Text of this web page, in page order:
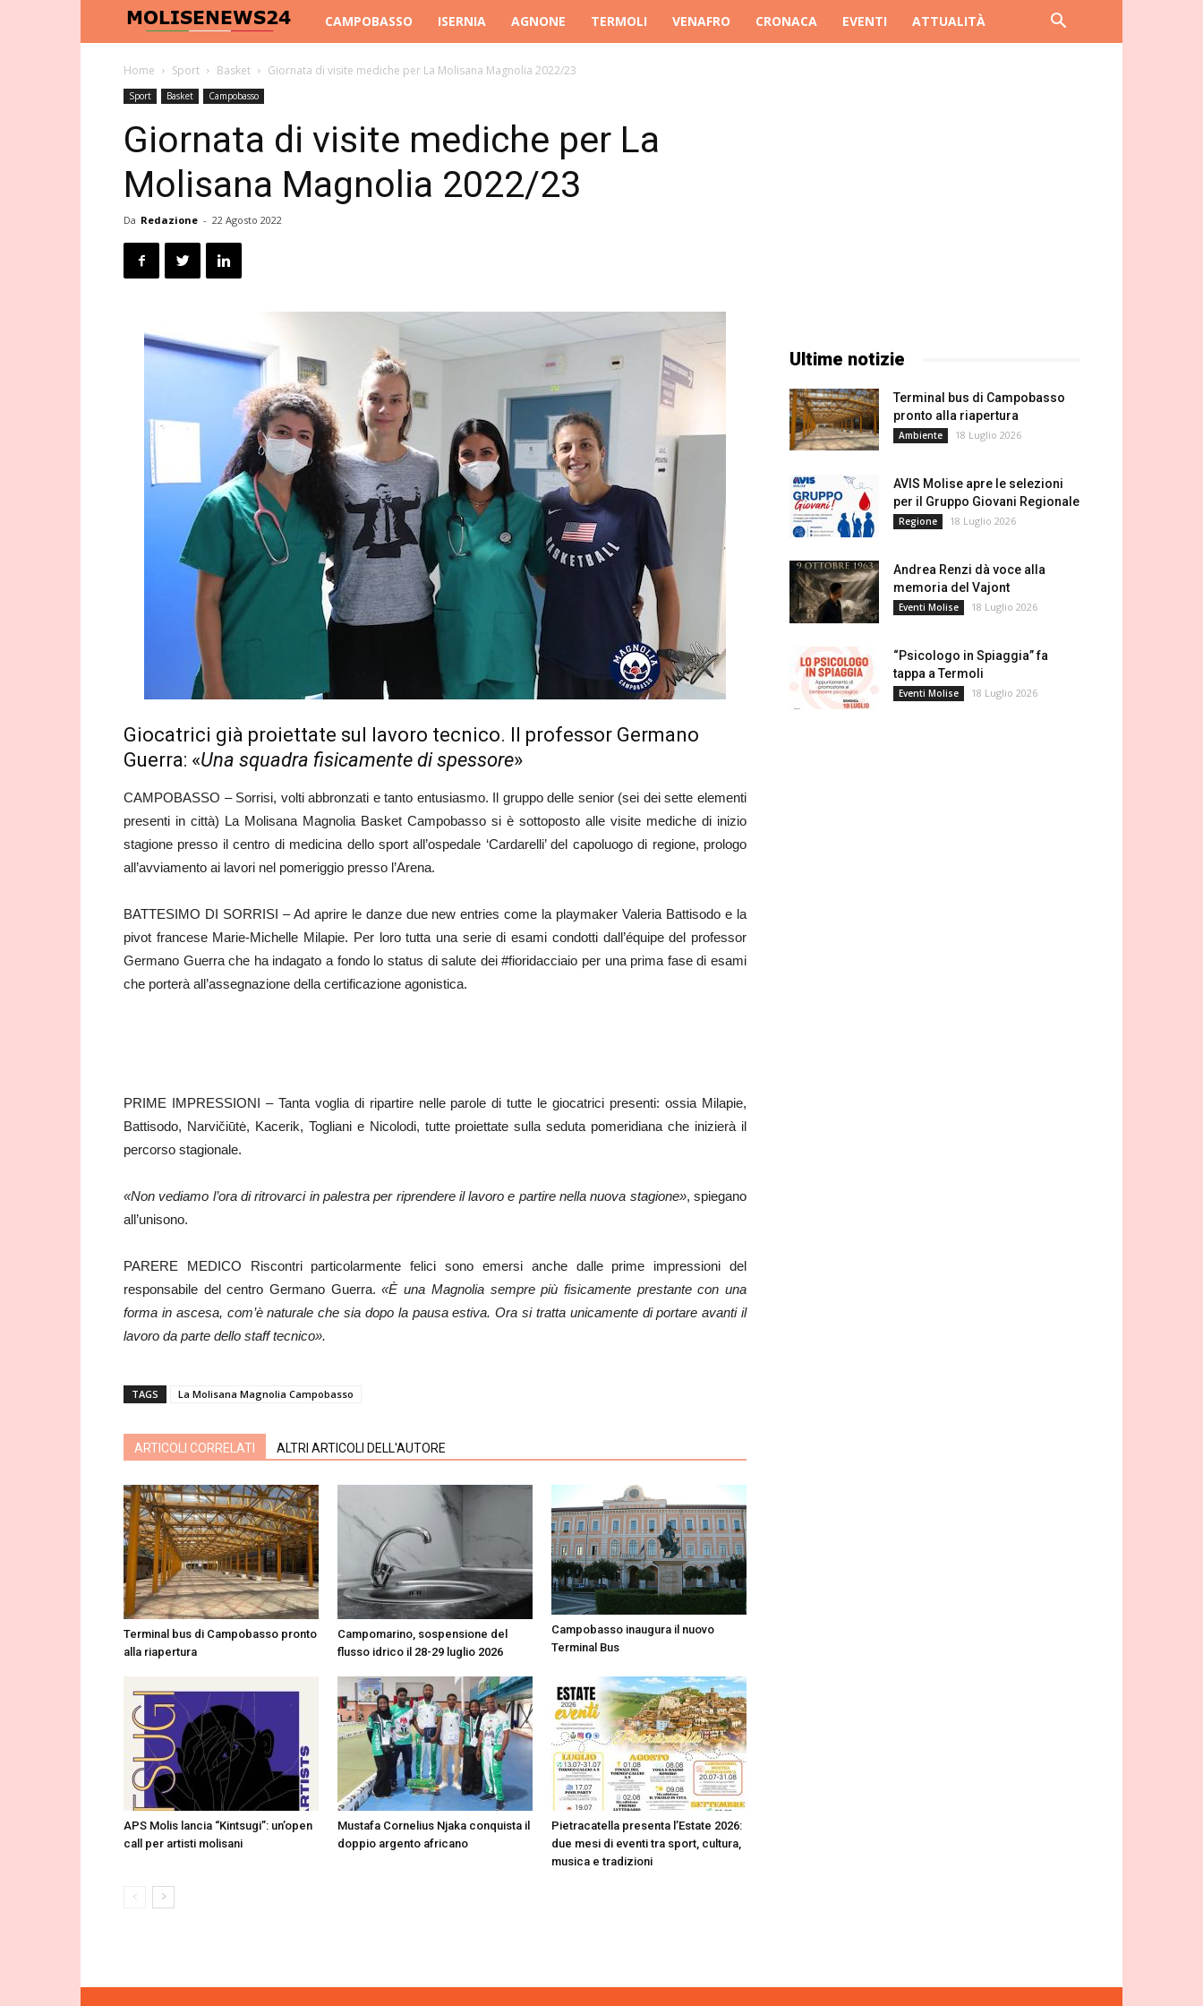
Molise
News
CAMPOBASSO ISERNIA AGNONE TERMOLI VENAFRO CRONACA EVENTI ATTUALITÀ
Home Sport Basket Giornata di visite mediche per La Molisana Magnolia 2022/23
Sport Basket Campobasso
Giornata di visite mediche per La
Molisana Magnolia 2022/23
Da Redazione - 22 Agosto 2022
Giocatrici già proiettate sul lavoro tecnico. Il professor Germano
Guerra: «Una squadra fisicamente di spessore»
CAMPOBASSO – Sorrisi, volti abbronzati e tanto entusiasmo. Il gruppo delle senior (sei dei sette elementi
presenti in città) La Molisana Magnolia Basket Campobasso si è sottoposto alle visite mediche di inizio
stagione presso il centro di medicina dello sport all’ospedale ‘Cardarelli’ del capoluogo di regione, prologo
all’avviamento ai lavori nel pomeriggio presso l’Arena.
BATTESIMO DI SORRISI – Ad aprire le danze due new entries come la playmaker Valeria Battisodo e la
pivot francese Marie-Michelle Milapie. Per loro tutta una serie di esami condotti dall’équipe del professor
Germano Guerra che ha indagato a fondo lo status di salute dei #fioridacciaio per una prima fase di esami
che porterà all’assegnazione della certificazione agonistica.
PRIME IMPRESSIONI – Tanta voglia di ripartire nelle parole di tutte le giocatrici presenti: ossia Milapie,
Battisodo, Narvičiūtė, Kacerik, Togliani e Nicolodi, tutte proiettate sulla seduta pomeridiana che inizierà il
percorso stagionale.
«Non vediamo l’ora di ritrovarci in palestra per riprendere il lavoro e partire nella nuova stagione», spiegano
all’unisono.
PARERE MEDICO Riscontri particolarmente felici sono emersi anche dalle prime impressioni del
responsabile del centro Germano Guerra.«È una Magnolia sempre più fisicamente prestante con una
forma in ascesa, com’è naturale che sia dopo la pausa estiva. Ora si tratta unicamente di portare avanti il
lavoro da parte dello staff tecnico».
TAGS La Molisana Magnolia Campobasso
ARTICOLI CORRELATI ALTRI ARTICOLI DELL'AUTORE
Terminal bus di Campobasso pronto
alla riapertura
Campomarino, sospensione del
flusso idrico il 28-29 luglio 2026
Campobasso inaugura il nuovo
Terminal Bus
APS Molis lancia “Kintsugi”: un’open
call per artisti molisani
Mustafa Cornelius Njaka conquista il
doppio argento africano
Pietracatella presenta l’Estate 2026:
due mesi di eventi tra sport, cultura,
musica e tradizioni
Ultime notizie
Terminal bus di Campobasso
pronto alla riapertura
Ambiente 18 Luglio 2026
AVIS Molise apre le selezioni
per il Gruppo Giovani Regionale
Regione 18 Luglio 2026
Andrea Renzi dà voce alla
memoria del Vajont
Eventi Molise 18 Luglio 2026
“Psicologo in Spiaggia” fa
tappa a Termoli
Eventi Molise 18 Luglio 2026